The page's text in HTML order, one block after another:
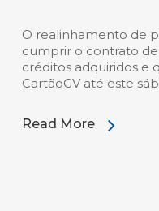
O realinhamento de
cumprir o contrato de
créditos adquiridos e
CartãoGV até este
Read More